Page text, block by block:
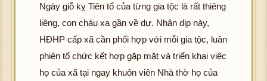
Ngày giỗ kỵ Tiên tổ của từng gia tộc là rất thiêng
liêng, con cháu xa gần về dự. Nhân dịp này,
HĐHP cấp xã cần phối hợp với mỗi gia tộc, luân
phiên tổ chức kết hợp gặp mặt và triển khai việc
họ của xã tại ngay khuôn viên Nhà thờ họ của